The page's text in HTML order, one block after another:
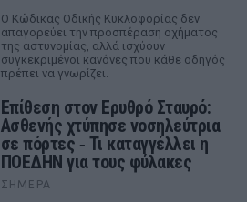
Ο Κώδικας Οδικής Κυκλοφορίας δεν
απαγορεύει την προσπέραση οχήματος
της αστυνομίας, αλλά ισχύουν
συγκεκριμένοι κανόνες που κάθε οδηγός
πρέπει να γνωρίζει.
Επίθεση στον Ερυθρό Σταυρό:
Ασθενής χτύπησε νοσηλεύτρια
σε πόρτες ‑ Τι καταγγέλλει η
ΠΟΕΔΗΝ για τους φύλακες
ΣΉΜΕΡΑ